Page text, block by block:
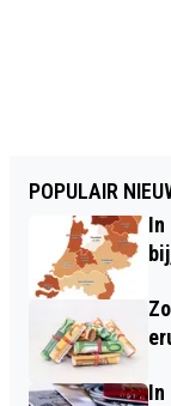
POPULAIR
In
In